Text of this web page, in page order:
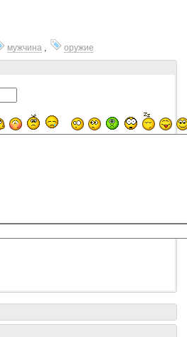
мужчина ,
оружие